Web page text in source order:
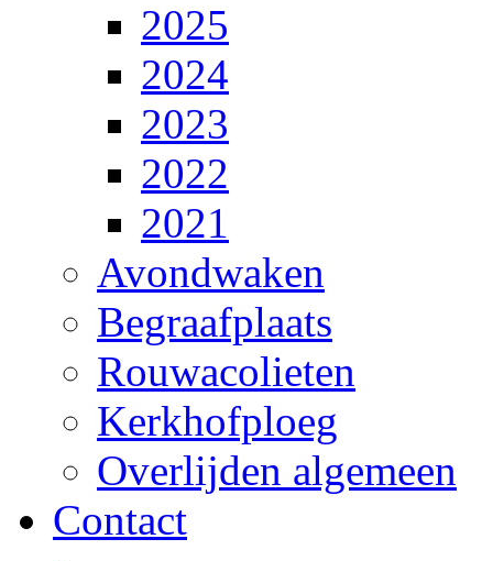
2025
2024
2023
2022
2021
Avondwaken
Begraafplaats
Rouwacolieten
Kerkhofploeg
Overlijden algemeen
Contact